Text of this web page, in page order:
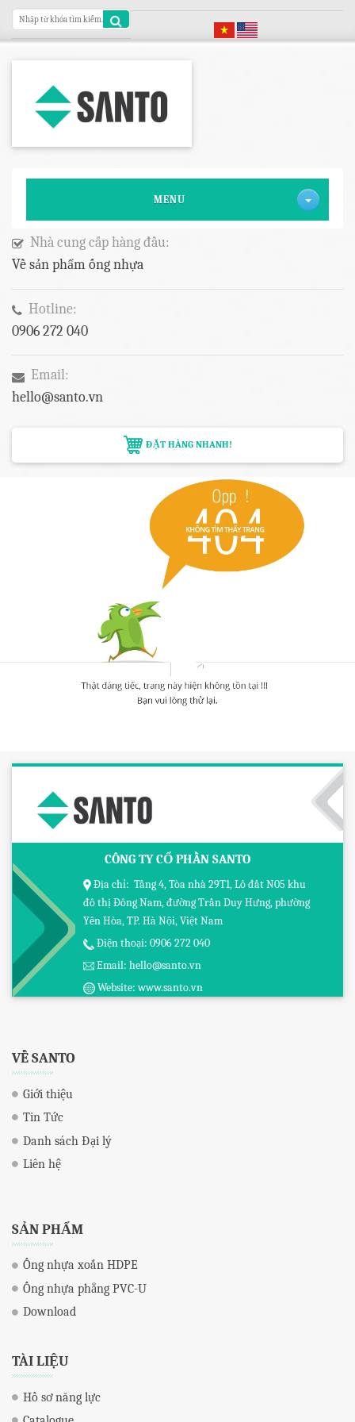
MENU
ĐẶT HÀNG NHANH!
Nhà cung cấp hàng đầu:
Về sản phẩm ống nhựa
Hotline:
0906 272 040
Email:
hello@santo.vn
CÔNG TY CỔ PHẦN SANTO
Địa chỉ: Tầng 4, Tòa nhà 29T1, Lô đất N05 khu
đô thị Đông Nam, đường Trần Duy Hưng, phường
Yên Hòa, TP. Hà Nội, Việt Nam
Điện thoại: 0906 272 040
Email: hello@santo.vn
Website: www.santo.vn
VỀ SANTO
Giới thiệu
Tin Tức
Danh sách Đại lý
Liên hệ
SẢN PHẨM
Ống nhựa xoắn HDPE
Ống nhựa phẳng PVC-U
Download
TÀI LIỆU
Hồ sơ năng lực